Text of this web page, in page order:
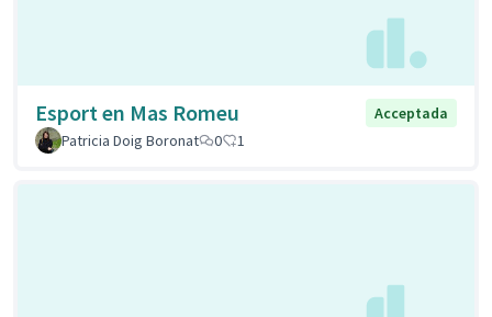
Esport en Mas Romeu
Acceptada
Patricia Doig Boronat
0 1